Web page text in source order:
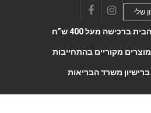
FacebookInstagram
שלי
ברכישה מעל 400 ש”ח
מקוריים בהתחייבות
משרד הבריאות